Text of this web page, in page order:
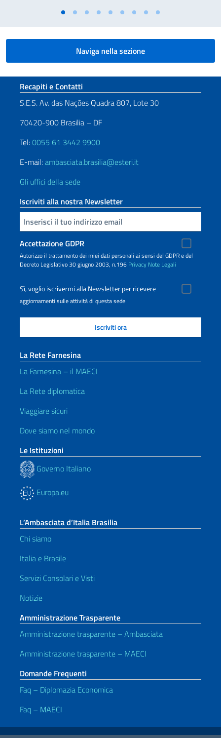
Naviga nella sezione
Sezione footer
Recapiti e Contatti
S.E.S. Av. das Nações Quadra 807, Lote 30
70420-900 Brasilia – DF
Tel:0055 61 3442 9900
E-mail:ambasciata.brasilia@esteri.it
Gli uffici della sede
Iscriviti alla nostra Newsletter
Inserisci la tua email
Accettazione GDPR
Autorizzo il trattamento dei miei dati personali ai sensi del GDPR e del
Decreto Legislativo 30 giugno 2003, n.196 Privacy Note Legali
Sì, voglio iscrivermi alla Newsletter per ricevere
aggiornamenti sulle attività di questa sede
La Rete Farnesina
La Farnesina – il MAECI
La Rete diplomatica
Viaggiare sicuri
Dove siamo nel mondo
Le Istituzioni
Governo Italiano
Europa.eu
L’Ambasciata d’Italia Brasilia
Chi siamo
Italia e Brasile
Servizi Consolari e Visti
Notizie
Amministrazione Trasparente
Amministrazione trasparente – Ambasciata
Amministrazione trasparente – MAECI
Domande Frequenti
Faq – Diplomazia Economica
Faq – MAECI